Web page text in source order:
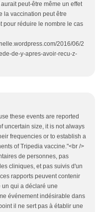
peut-être même un effet
la vaccination peut être
pour réduire le nombre le cas
2016/06/2
de-y-apres-avoir-recu-z-
these events are reported
uncertain size, it is not always
frequencies or to establish a
of Tripedia vaccine."<br />
de personnes, pas
cliniques, et pas suivis d'un
rapports peuvent contenir
un qui a déclaré une
événement indésirable dans
il ne sert pas à établir une